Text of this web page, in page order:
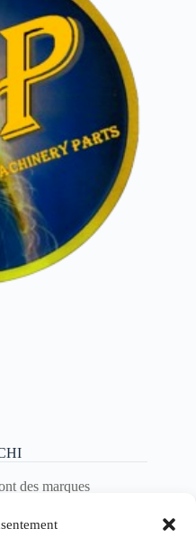
des marques
identification des